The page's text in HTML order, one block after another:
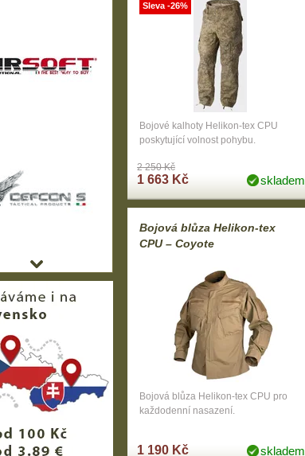
Bojové kalhoty Helikon-tex CPU
poskytující volnost pohybu.
2 250 Kč
1 663 Kč skladem
Sleva -26%
Bojová blůza Helikon-tex
CPU – Coyote
Bojová blůza Helikon-tex CPU pro
každodenní nasazení.
1 190 Kč skladem